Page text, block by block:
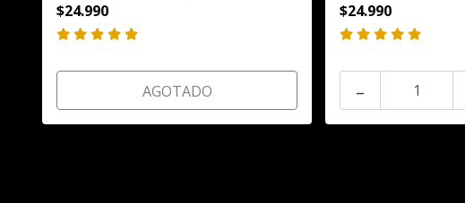
$24.990
AGOTADO
$24.990
-